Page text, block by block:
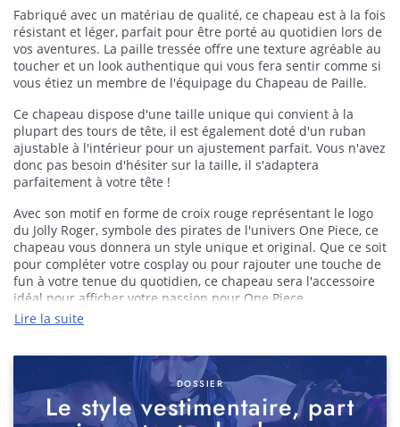
Fabriqué avec un matériau de qualité, ce chapeau est à la fois
résistant et léger, parfait pour être porté au quotidien lors de
vos aventures. La paille tressée offre une texture agréable au
toucher et un look authentique qui vous fera sentir comme si
vous étiez un membre de l'équipage du Chapeau de Paille.
Ce chapeau dispose d'une taille unique qui convient à la
plupart des tours de tête, il est également doté d'un ruban
ajustable à l'intérieur pour un ajustement parfait. Vous n'avez
donc pas besoin d'hésiter sur la taille, il s'adaptera
parfaitement à votre tête !
Avec son motif en forme de croix rouge représentant le logo
du Jolly Roger, symbole des pirates de l'univers One Piece, ce
chapeau vous donnera un style unique et original. Que ce soit
pour compléter votre cosplay ou pour rajouter une touche de
fun à votre tenue du quotidien, ce chapeau sera l'accessoire
idéal pour afficher votre passion pour One Piece.
Lire la suite
DOSSIER
Le style vestimentaire, part